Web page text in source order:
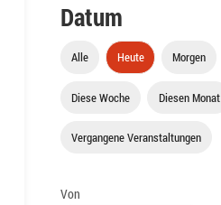
Datum
Alle Heute Morgen
Diese Woche Diesen Monat
Vergangene Veranstaltungen
Von